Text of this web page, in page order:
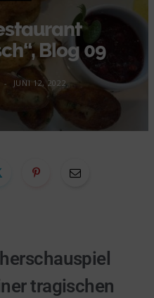
Blog 09
JUNI 12, 2022
tragischen